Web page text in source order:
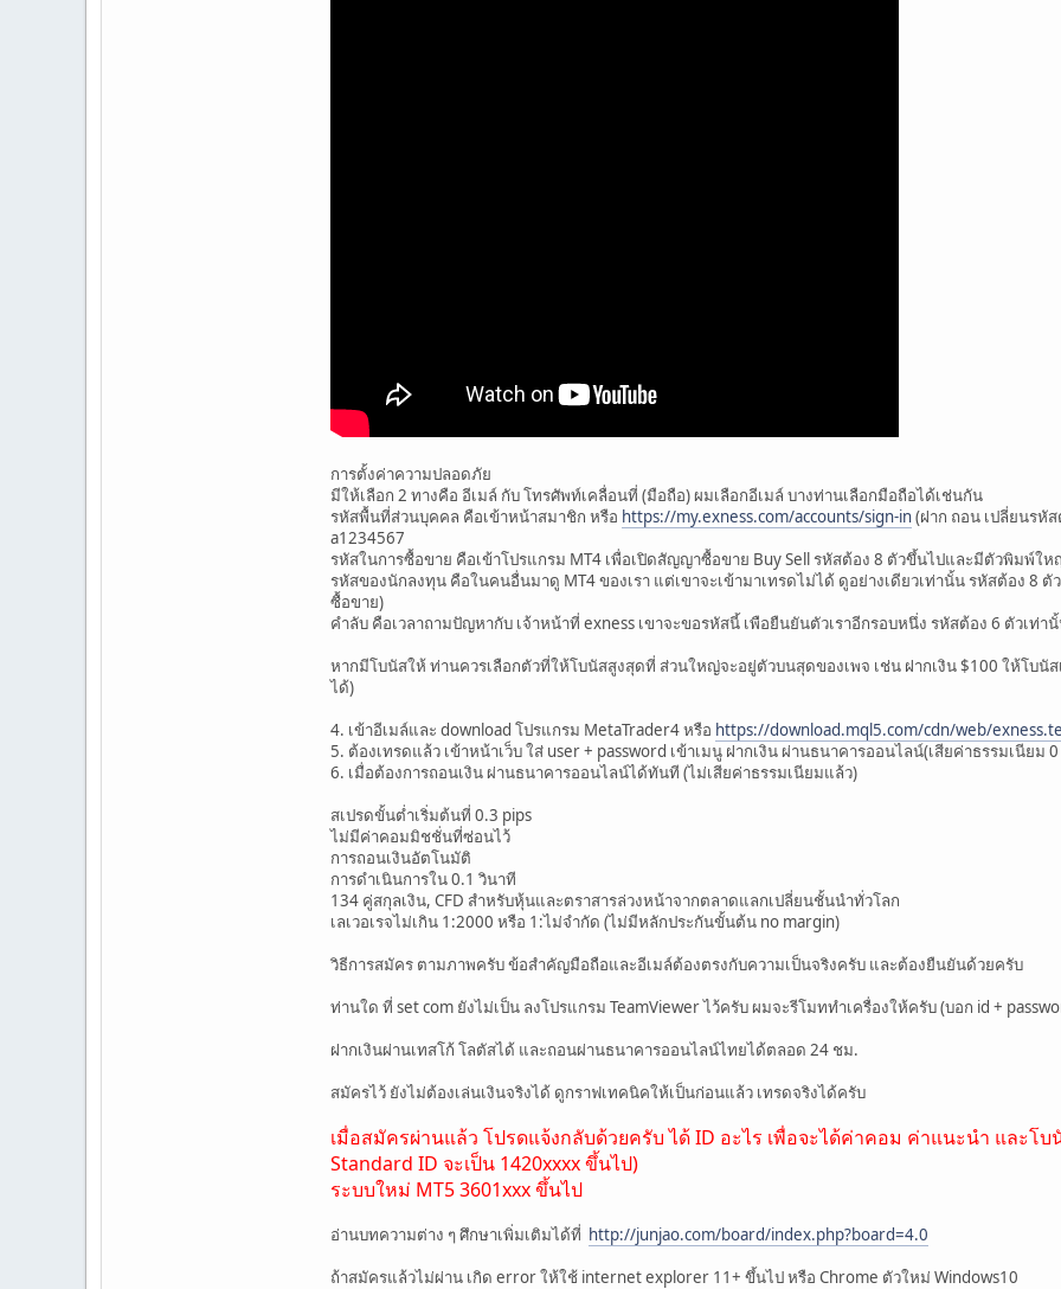
การตั้งค่าความปลอดภัย
มีให้เลือก 2 ทางคือ อีเมล์ กับ โทรศัพท์เคลื่อนที่ (มือถือ) ผมเลือกอีเมล์ บางท่านเลือกมือถือได้เช่นกัน
รหัสพื้นที่ส่วนบุคคล คือเข้าหน้าสมาชิก หรือ https://my.exness.com/accounts/sign-in(ฝาก ถอน เปลี่ยนรหั
a1234567
รหัสในการซื้อขาย คือเข้าโปรแกรม MT4 เพื่อเปิดสัญญาซื้อขาย Buy Sell รหัสต้อง 8 ตัวขึ้นไปและมีตัวพิมพ์ให
รหัสของนักลงทุน คือในคนอื่นมาดู MT4 ของเรา แต่เขาจะเข้ามาเทรดไม่ได้ ดูอย่างเดียวเท่านั้น รหัสต้อง 8
ซื้อขาย)
คำลับ คือเวลาถามปัญหากับ เจ้าหน้าที่ exness เขาจะขอรหัสนี้ เพือยืนยันตัวเราอีกรอบหนึ่ง รหัสต้อง 6 ตัวเท่า
หากมีโบนัสให้ ท่านควรเลือกตัวที่ให้โบนัสสูงสุดที่ ส่วนใหญ่จะอยู่ตัวบนสุดของเพจ เช่น ฝากเงิน $100 ให้โบนั
ได้)
4. เข้าอีเมล์และ download โปรแกรม MetaTrader4 หรือ https://download.mql5.com/cdn/web/
5. ต้องเทรดแล้ว เข้าหน้าเว็บ ใส่ user + password เข้าเมนู ฝากเงิน ผ่านธนาคารออนไลน์(เสียค่าธรรมเนียม
6. เมื่อต้องการถอนเงิน ผ่านธนาคารออนไลน์ได้ทันที (ไม่เสียค่าธรรมเนียมแล้ว)
สเปรดขั้นต่ำเริ่มต้นที่ 0.3 pips
ไม่มีค่าคอมมิชชั่นที่ซ่อนไว้
การถอนเงินอัตโนมัติ
การดำเนินการใน 0.1 วินาที
134 คู่สกุลเงิน, CFD สำหรับหุ้นและตราสารล่วงหน้าจากตลาดแลกเปลี่ยนชั้นนำทั่วโลก
เลเวอเรจไม่เกิน 1:2000 หรือ 1:ไม่จำกัด (ไม่มีหลักประกันขั้นต้น no margin)
วิธีการสมัคร ตามภาพครับ ข้อสำคัญมือถือและอีเมล์ต้องตรงกับความเป็นจริงครับ และต้องยืนยันด้วยครับ
ท่านใด ที่ set com ยังไม่เป็น ลงโปรแกรม TeamViewer ไว้ครับ ผมจะรีโมททำเครื่องให้ครับ (บอก id +
ฝากเงินผ่านเทสโก้ โลตัสได้ และถอนผ่านธนาคารออนไลน์ไทยได้ตลอด 24 ชม.
สมัครไว้ ยังไม่ต้องเล่นเงินจริงได้ ดูกราฟเทคนิคให้เป็นก่อนแล้ว เทรดจริงได้ครับ
เมื่อสมัครผ่านแล้ว โปรดแจ้งกลับด้วยครับ ได้ ID อะไร เพื่อจะได้ค่าคอม ค่าแนะนำ และโ
Standard ID จะเป็น 1420xxxx ขึ้นไป)
ระบบใหม่ MT5 3601xxx ขึ้นไป
อ่านบทความต่าง ๆ ศึกษาเพิ่มเติมได้ที่ http://junjao.com/board/index.php?board=4.0
ถ้าสมัครแล้วไม่ผ่าน เกิด error ให้ใช้ internet explorer 11+ ขึ้นไป หรือ Chrome ตัวใหม่ Windows10